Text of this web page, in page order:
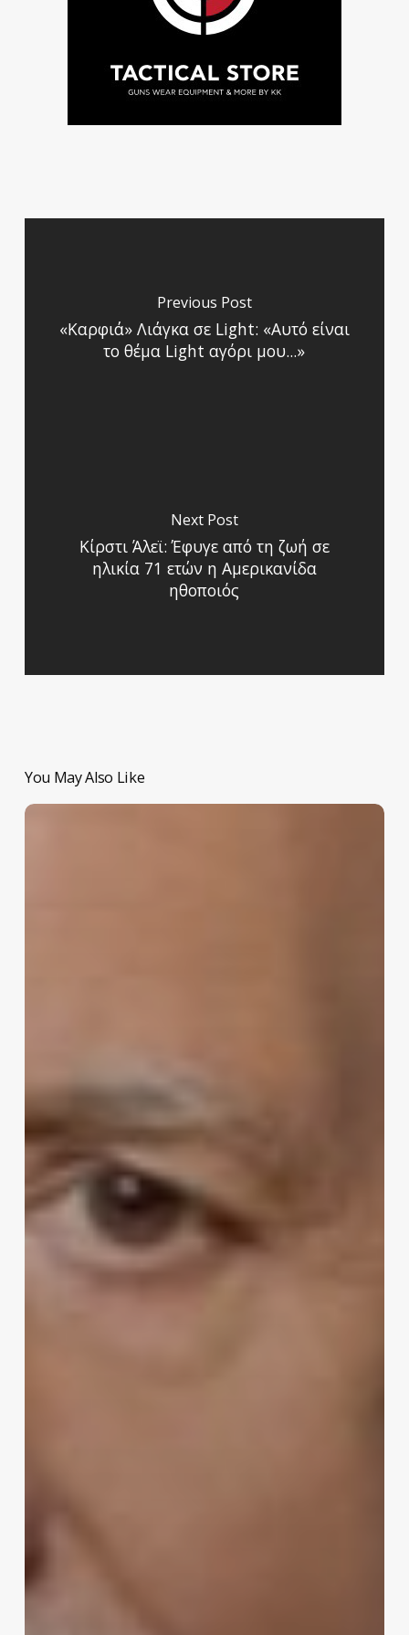
Previous Post
«Καρφιά» Λιάγκα σε Light: «Αυτό είναι
το θέμα Light αγόρι μου...»
Next Post
Κίρστι Άλεϊ: Έφυγε από τη ζωή σε
ηλικία 71 ετών η Αμερικανίδα
ηθοποιός
You May Also Like